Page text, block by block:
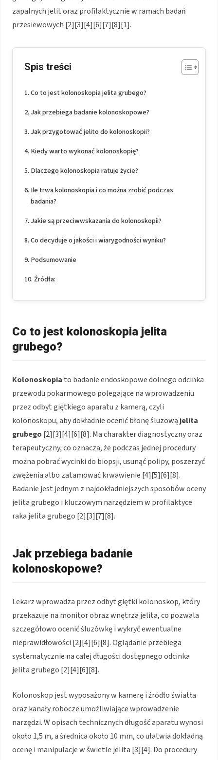
zapalnych jelit oraz profilaktycznie w ramach badań
przesiewowych [2][3][4][6][7][8][1].
Spis treści
Co to jest kolonoskopia jelita grubego?
Jak przebiega badanie kolonoskopowe?
Jak przygotować jelito do kolonoskopii?
Kiedy warto wykonać kolonoskopię?
Dlaczego kolonoskopia ratuje życie?
Ile trwa kolonoskopia i co można zrobić podczas
badania?
Jakie są przeciwwskazania do kolonoskopii?
Co decyduje o jakości i wiarygodności wyniku?
Podsumowanie
Źródła:
Co to jest kolonoskopia jelita
grubego?
Kolonoskopia to badanie endoskopowe dolnego odcinka
przewodu pokarmowego polegające na wprowadzeniu
przez odbyt giętkiego aparatu z kamerą, czyli
kolonoskopu, aby dokładnie ocenić błonę śluzową jelita
grubego [2][3][4][6][8]. Ma charakter diagnostyczny oraz
terapeutyczny, co oznacza, że podczas jednej procedury
można pobrać wycinki do biopsji, usunąć polipy, poszerzyć
zwężenia albo zatamować krwawienie [4][5][6][8].
Badanie jest jednym z najdokładniejszych sposobów oceny
jelita grubego i kluczowym narzędziem w profilaktyce
raka jelita grubego [2][3][7][8].
Jak przebiega badanie
kolonoskopowe?
Lekarz wprowadza przez odbyt giętki kolonoskop, który
przekazuje na monitor obraz wnętrza jelita, co pozwala
szczegółowo ocenić śluzówkę i wykryć ewentualne
nieprawidłowości [2][4][6][8]. Oglądanie przebiega
systematycznie na całej długości dostępnego odcinka
jelita grubego [2][4][6][8].
Kolonoskop jest wyposażony w kamerę i źródło światła
oraz kanały robocze umożliwiające wprowadzenie
narzędzi. W opisach technicznych długość aparatu wynosi
około 1,5 m, a średnica około 10 mm, co ułatwia dokładną
ocenę i manipulacje w świetle jelita [3][4]. Do procedury